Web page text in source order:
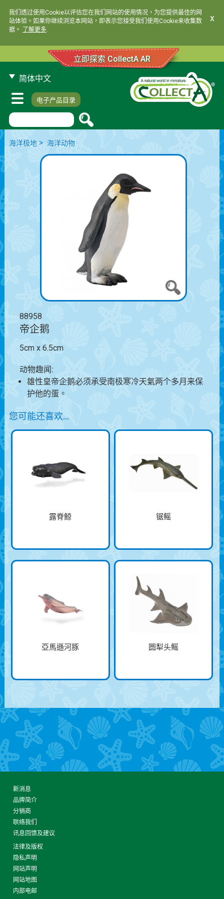
我们透过使用Cookie以评估您在我们网站的使用情况，为您提供最佳的网
站体验。如果你继续浏览本网站，即表示您接受我们使用Cookie来收集数
据。
了解更多.
x
立即探索 CollectA AR
简体中文
电子产品目录
海洋极地> 海洋动物
88958
帝企鹅
5cm x 6.5cm
动物趣闻:
雄性皇帝企鹅必须承受南极寒冷天氣两个多月来保
护他的蛋。
您可能还喜欢…
露脊鯨 锯鳐
亞馬遜河豚 圆犁头鳐
新消息
品牌简介
分销商
联络我们
讯息回馈及建议
法律及版权
隐私声明
网站声明
网站地图
内部电邮